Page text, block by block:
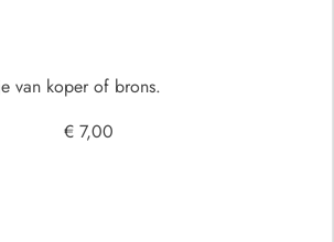
van koper of brons.
€ 7,00